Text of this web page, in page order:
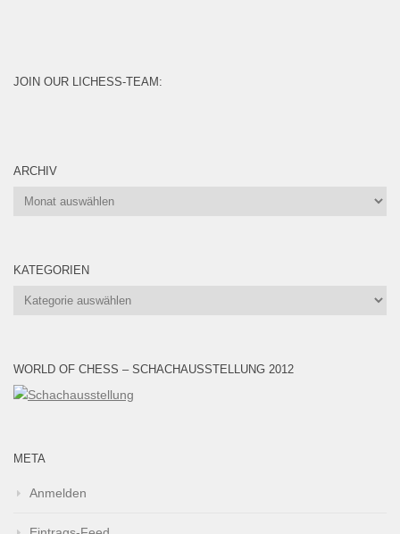
JOIN OUR LICHESS-TEAM:
ARCHIV
Archiv
KATEGORIEN
Kategorien
WORLD OF CHESS – SCHACHAUSSTELLUNG 2012
META
Anmelden